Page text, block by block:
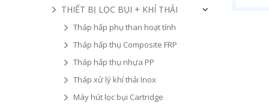
THIẾT BỊ LỌC BỤI + KHÍ THẢI
Tháp hấp phụ than hoạt tính
Tháp hấp thụ Composite FRP
Tháp hấp thụ nhựa PP
Tháp xử lý khí thải Inox
Máy hút lọc bụi Cartridge